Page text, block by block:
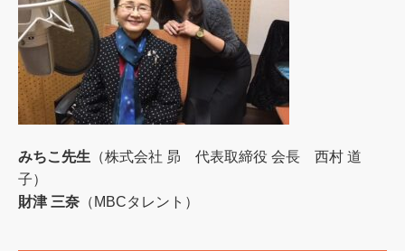
みちこ先生 （株式会社 昴 代表取締役 会長 西村 道
子）
財津 三奈 （MBCタレント）